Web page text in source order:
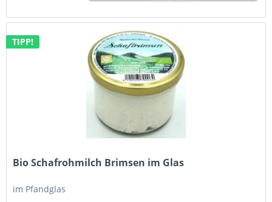
TIPP!
Bio Schafrohmilch Brimsen im Glas
im Pfandglas